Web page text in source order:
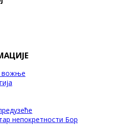
вожње
непокретности Бор